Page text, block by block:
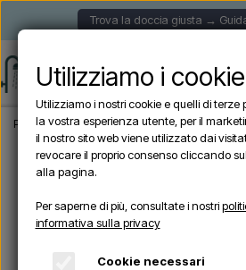
Trova la doccia giusta →
Pagina iniziale Doccia da giardino Docce
Utilizziamo i cookie
Utilizziamo i nostri cookie e quelli di terze
la vostra esperienza utente, per il
il nostro sito web viene utilizzato dai
revocare il proprio consenso cliccando
alla pagina.
Per saperne di più, consultate i nostri
informativa sulla privacy
Cookie necessari